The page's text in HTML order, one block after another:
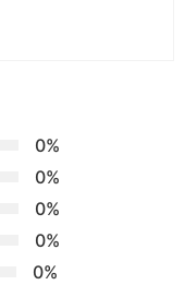
0%
0%
0%
0%
0%